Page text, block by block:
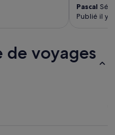
Pascal
Publié il y
de voyages